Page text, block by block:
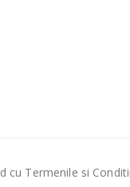
cu Termenile si